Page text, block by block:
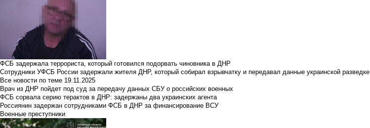
ФСБ задержала террориста, который готовился подорвать чиновника в ДНР
Сотрудники УФСБ России задержали жителя ДНР, который собирал взрывчатку и передавал данные украинской разведке
Все новости по теме 19.11.2025
Врач из ДНР пойдет под суд за передачу данных СБУ о российских военных
ФСБ сорвала серию терактов в ДНР: задержаны два украинских агента
Россиянин задержан сотрудниками ФСБ в ДНР за финансирование ВСУ
Военные преступники